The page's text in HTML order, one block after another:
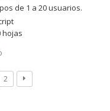
de 1 a 20 usuarios.
hojas
2